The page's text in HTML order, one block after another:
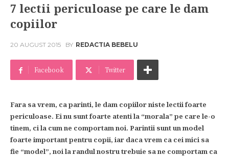
7 lectii periculoase pe care le dam
copiilor
20 AUGUST 2015 BY REDACTIA BEBELU
Facebook Twitter
Fara sa vrem, ca parinti, le dam copiilor niste lectii foarte
periculoase. Ei nu sunt foarte atenti la “morala” pe care le-o
tinem, ci la cum ne comportam noi. Parintii sunt un model
foarte important pentru copii, iar daca vrem ca cei mici sa
fie “model”, noi la randul nostru trebuie sa ne comportam ca